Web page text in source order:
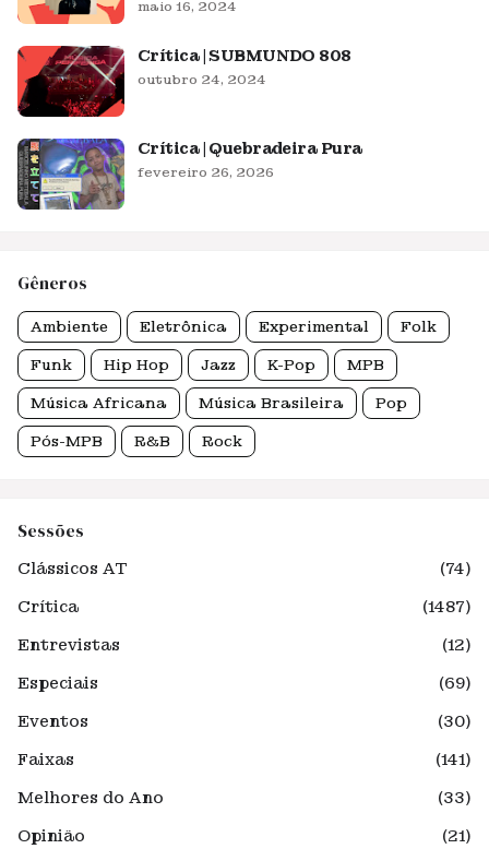
maio 16, 2024
Crítica | SUBMUNDO 808
outubro 24, 2024
Crítica | Quebradeira Pura
fevereiro 26, 2026
Gêneros
Ambiente Eletrônica Experimental Folk
Funk Hip Hop Jazz K-Pop MPB
Música Africana Música Brasileira Pop
Pós-MPB R&B Rock
Sessões
Clássicos AT
(74)
Crítica
(1487)
Entrevistas
(12)
Especiais
(69)
Eventos
(30)
Faixas
(141)
Melhores do Ano
(33)
Opinião
(21)